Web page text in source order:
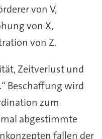
von V,
von X,
von Z.
Zeitverlust und
Beschaffung wird
zum
abgestimmte
fallen der